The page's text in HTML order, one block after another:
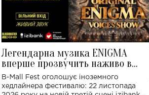
Легендарна музика ENIGMA
вперше прозвучить наживо в
Україні: де відбудеться концерт
B-Mall Fest оголошує іноземного
хедлайнера фестивалю: 22 листопада